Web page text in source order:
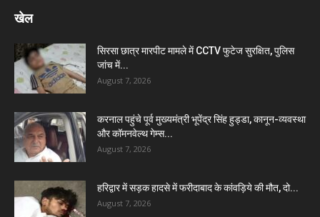
खेल
सिरसा छात्र मारपीट मामले में CCTV फुटेज सुरक्षित, पुलिस
जांच में...
August 7, 2026
करनाल पहुंचे पूर्व मुख्यमंत्री भूपेंद्र सिंह हुड्डा, कानून-व्यवस्था
और कॉमनवेल्थ गेम्स...
August 7, 2026
हरिद्वार में सड़क हादसे में फरीदाबाद के कांवड़िये की मौत, दो...
August 7, 2026